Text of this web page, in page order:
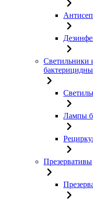
Светильники
Лампы
Презервативы